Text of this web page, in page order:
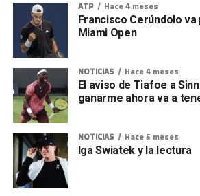
ATP Hace 4 meses
Francisco Cerúndolo va
Miami Open
NOTICIAS Hace 4 meses
El aviso de Tiafoe a
ganarme ahora va a
NOTICIAS Hace 5 meses
Iga Swiatek y la lectura